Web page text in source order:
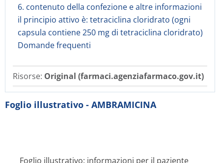
6. contenuto della confezione e altre informazioni
il principio attivo è: tetraciclina cloridrato (ogni
capsula contiene 250 mg di tetraciclina cloridrato)
Domande frequenti
Risorse: Original (farmaci.agenziafarmaco.gov.it)
Foglio illustrativo - AMBRAMICINA
Foglio illustrativo: informazioni per il paziente